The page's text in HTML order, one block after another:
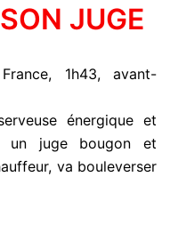
JUGE
1h43, avant-
énergique et
un juge bougon et
va bouleverser